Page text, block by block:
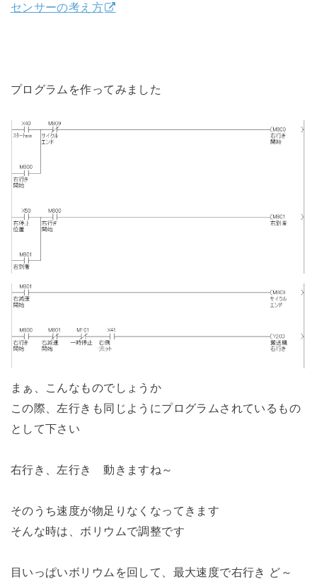
センサーの考え方
プログラムを作ってみました
まぁ、こんなものでしょうか
この際、左行きも同じようにプログラムされているもの
として下さい
右行き、左行き 動きますね～
そのうち速度が物足りなくなってきます
そんな時は、ボリウムで調整です
目いっぱいボリウムを回して、最大速度で右行き ど～